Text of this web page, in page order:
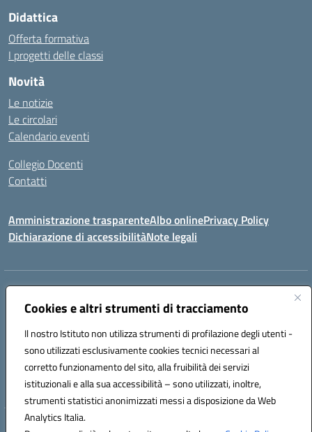
Cookies e altri strumenti di tracciamento
Il nostro Istituto non utilizza strumenti di profilazione degli utenti -
sono utilizzati esclusivamente cookies tecnici necessari al
corretto funzionamento del sito, alla fruibilità dei servizi
istituzionali e alla sua accessibilità – sono utilizzati, inoltre,
strumenti statistici anonimizzati messi a disposizione da Web
Analytics Italia.
Didattica
Offerta formativa
I progetti delle classi
Novità
Le notizie
Le circolari
Calendario eventi
Collegio Docenti
Contatti
Amministrazione trasparenteAlbo onlinePrivacy Policy
Dichiarazione di accessibilitàNote legali
Indirizzo:
Centralino:+39 0836.341064 Email:leic81300l@istruzione.it
Codice fiscale: 92012610751
Codice meccanografico:
LEIC81300L
Codice unico di fatturazione (CUF): UF1W44
Hosting & Powered by 3D Solution S.r.l.